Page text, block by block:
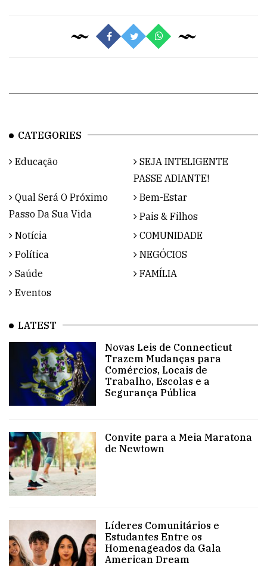
CATEGORIES
Educação
SEJA INTELIGENTE
PASSE ADIANTE!
Qual Será O Próximo
Passo Da Sua Vida
Bem-Estar
Pais & Filhos
Notícia
COMUNIDADE
Política
NEGÓCIOS
Saúde
FAMÍLIA
Eventos
LATEST
Novas Leis de Connecticut
Trazem Mudanças para
Comércios, Locais de
Trabalho, Escolas e a
Segurança Pública
Convite para a Meia Maratona
de Newtown
Líderes Comunitários e
Estudantes Entre os
Homenageados da Gala
American Dream